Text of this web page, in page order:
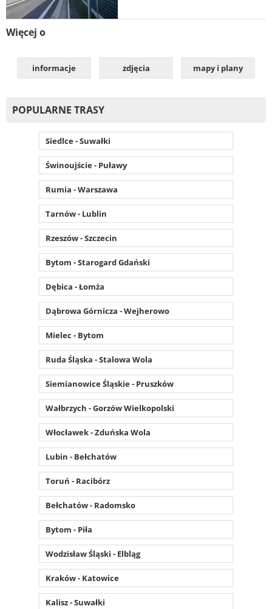
Więcej o
informacje zdjęcia mapy i plany
POPULARNE TRASY
Siedlce - Suwałki
Świnoujście - Puławy
Rumia - Warszawa
Tarnów - Lublin
Rzeszów - Szczecin
Bytom - Starogard Gdański
Dębica - Łomża
Dąbrowa Górnicza - Wejherowo
Mielec - Bytom
Ruda Śląska - Stalowa Wola
Siemianowice Śląskie - Pruszków
Wałbrzych - Gorzów Wielkopolski
Włocławek - Zduńska Wola
Lubin - Bełchatów
Toruń - Racibórz
Bełchatów - Radomsko
Bytom - Piła
Wodzisław Śląski - Elbląg
Kraków - Katowice
Kalisz - Suwałki